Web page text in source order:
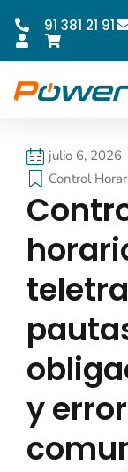
91 381 21 91
julio 6, 2026
Control
y